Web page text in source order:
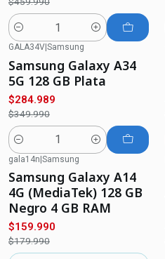
Cantidad
GALA34V Samsung
Samsung Galaxy A34
5G 128 GB Plata
$284.989
$349.990
Cantidad
-11%
Agotado
gala14n|Samsung
Samsung Galaxy A14
4G (MediaTek) 128 GB
Negro 4 GB RAM
$159.990
$179.990